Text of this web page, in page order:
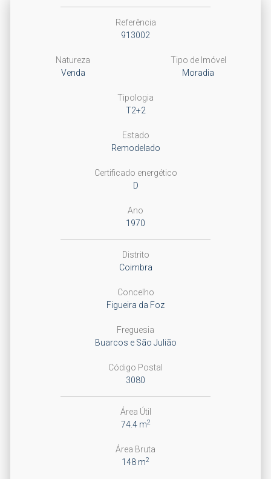
Referência
913002
Natureza
Venda
Tipo de Imóvel
Moradia
Tipologia
T2+2
Estado
Remodelado
Certificado energético
D
Ano
1970
Distrito
Coimbra
Concelho
Figueira da Foz
Freguesia
Buarcos e São Julião
Código Postal
3080
Área Útil
74.4 m2
Área Bruta
148 m2